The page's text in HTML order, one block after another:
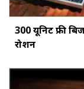
300 यूनिट फ्री
रोशन